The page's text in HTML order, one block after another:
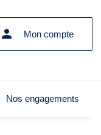
Mon compte
Nos engagements